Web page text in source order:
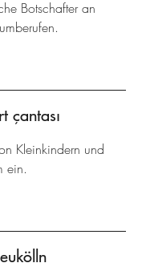
Botschafter an
çantası
Kleinkindern und
ein.